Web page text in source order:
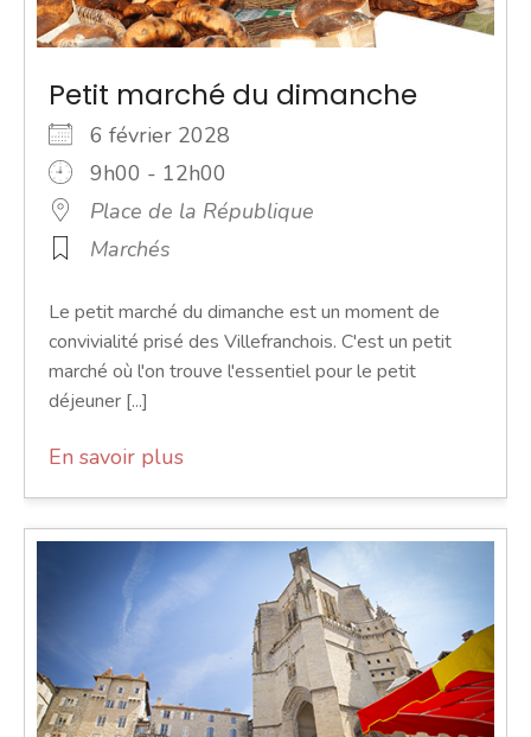
Petit marché du dimanche
6 février 2028
9h00 - 12h00
Place de la République
Marchés
Le petit marché du dimanche est un moment de
convivialité prisé des Villefranchois. C'est un petit
marché où l'on trouve l'essentiel pour le petit
déjeuner [...]
En savoir plus